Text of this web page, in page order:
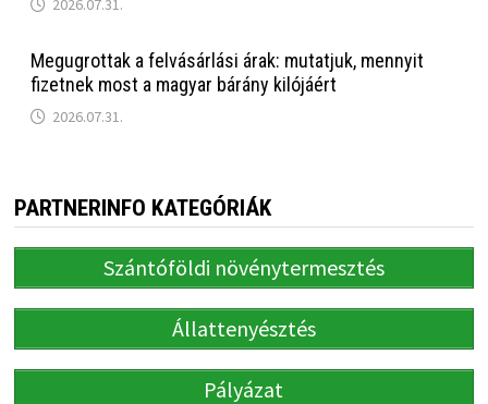
Megugrottak a felvásárlási árak: mutatjuk, mennyit
fizetnek most a magyar bárány kilójáért
2026.07.31.
PARTNERINFO KATEGÓRIÁK
Szántóföldi növénytermesztés
Állattenyésztés
Pályázat